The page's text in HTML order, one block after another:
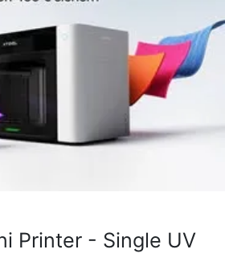
Printer - Single UV